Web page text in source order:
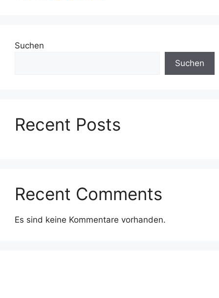
Suchen
Suchen
Recent Posts
Recent Comments
Es sind keine Kommentare vorhanden.